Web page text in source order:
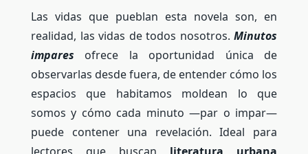
Las vidas que pueblan esta novela son, en
realidad, las vidas de todos nosotros. Minutos
impares ofrece la oportunidad única de
observarlas desde fuera, de entender cómo los
espacios que habitamos moldean lo que
somos y cómo cada minuto —par o impar—
puede contener una revelación. Ideal para